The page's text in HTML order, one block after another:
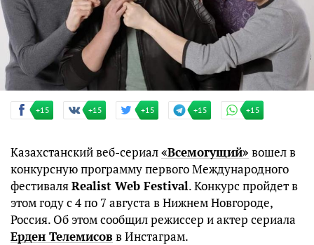
+15 +15 +15 +15 +15
Казахстанский веб-сериал«Всемогущий» вошел в
конкурсную программу первого Международного
фестиваляRealist Web Festival. Конкурс пройдет в
этом году с 4 по 7 августа в Нижнем Новгороде,
Россия. Об этом сообщил режиссер и актер сериала
Ерден Телемисовв Инстаграм.